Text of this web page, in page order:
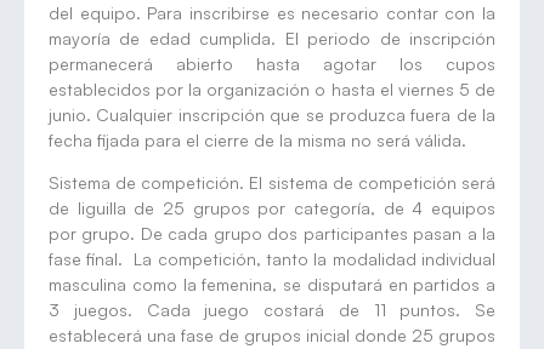
del equipo. Para inscribirse es necesario contar con la
mayoría de edad cumplida. El periodo de inscripción
permanecerá abierto hasta agotar los cupos
establecidos por la organización o hasta el viernes 5 de
junio. Cualquier inscripción que se produzca fuera de la
fecha fijada para el cierre de la misma no será válida.
Sistema de competición. El sistema de competición será
de liguilla de 25 grupos por categoría, de 4 equipos
por grupo. De cada grupo dos participantes pasan a la
fase final. La competición, tanto la modalidad individual
masculina como la femenina, se disputará en partidos a
3 juegos. Cada juego costará de 11 puntos. Se
establecerá una fase de grupos inicial donde 25 grupos